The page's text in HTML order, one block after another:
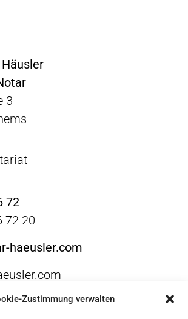
Zustimmung verwalten
3
72
72 20
haeusler.com